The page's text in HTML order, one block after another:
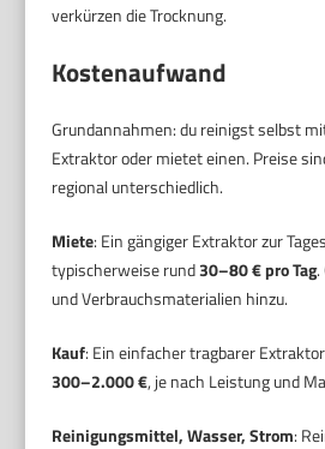
verkürzen die Trocknung.
Kostenaufwand
Grundannahmen: du reinigst selbst
Extraktor oder mietet einen. Preise
regional unterschiedlich.
Miete: Ein gängiger Extraktor zur
typischerweise rund30–80 € pro Tag.
und Verbrauchsmaterialien hinzu.
Kauf: Ein einfacher tragbarer
300–2.000 €, je nach Leistung und
Reinigungsmittel, Wasser, Strom: